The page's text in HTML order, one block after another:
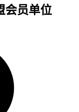
会员单位